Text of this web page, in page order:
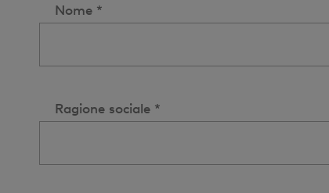
Nome *
Ragione sociale *